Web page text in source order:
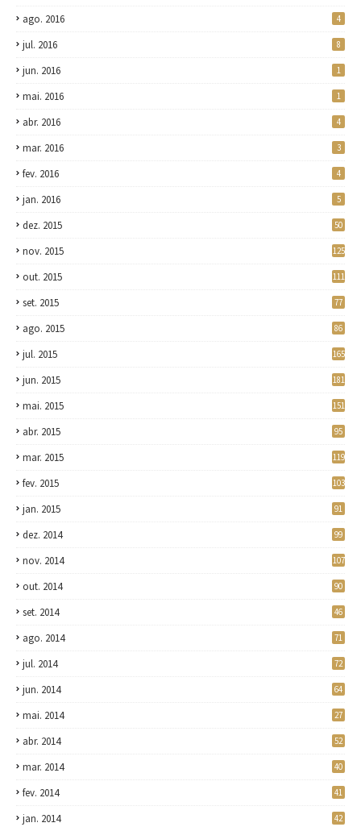
ago. 2016
4
jul. 2016 8
jun. 2016 1
mai. 2016 1
abr. 2016 4
mar. 2016 3
fev. 2016 4
jan. 2016 5
dez. 2015 50
nov. 2015 125
out. 2015 111
set. 2015 77
ago. 2015 86
jul. 2015 165
jun. 2015 181
mai. 2015 151
abr. 2015 95
mar. 2015 119
fev. 2015 103
jan. 2015 91
dez. 2014 99
nov. 2014 107
out. 2014 90
set. 2014 46
ago. 2014 71
jul. 2014 72
jun. 2014 64
mai. 2014 27
abr. 2014 52
mar. 2014 40
fev. 2014 41
jan. 2014 42